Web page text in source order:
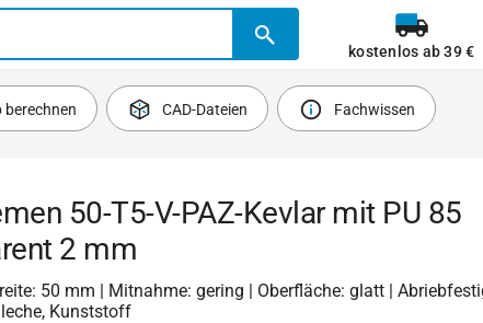
kostenlos ab 39 €
berechnen CAD-Dateien Fachwissen
50-T5-V-PAZ-Kevlar mit PU 85
2 mm
50 mm | Mitnahme: gering | Oberfläche: glatt |
Kunststoff